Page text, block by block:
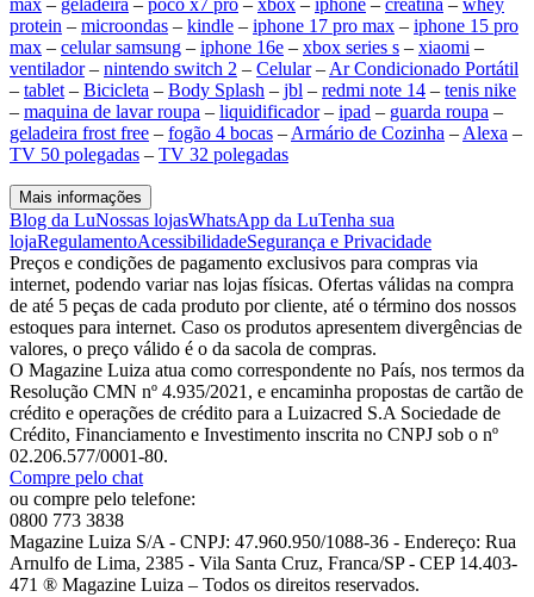
max – geladeira – poco x7 pro – xbox – iphone – creatina – whey
protein – microondas – kindle – iphone 17 pro max – iphone 15 pro
max – celular samsung – iphone 16e – xbox series s – xiaomi –
ventilador– nintendo switch 2 – Celular– Ar Condicionado Portátil
– tablet – Bicicleta – Body Splash – jbl – redmi note 14 – tenis nike
– maquina de lavar roupa – liquidificador– ipad – guarda roupa –
geladeira frost free – fogão 4 bocas – Armário de Cozinha – Alexa –
TV 50 polegadas – TV 32 polegadas
Mais informações
Blog da LuNossas lojasWhatsApp da LuTenha sua
lojaRegulamentoAcessibilidadeSegurança e Privacidade
Preços e condições de pagamento exclusivos para compras via
internet, podendo variar nas lojas físicas. Ofertas válidas na compra
de até 5 peças de cada produto por cliente, até o término dos nossos
estoques para internet. Caso os produtos apresentem divergências de
valores, o preço válido é o da sacola de compras.
O Magazine Luiza atua como correspondente no País, nos termos da
Resolução CMN nº 4.935/2021, e encaminha propostas de cartão de
crédito e operações de crédito para a Luizacred S.A Sociedade de
Crédito, Financiamento e Investimento inscrita no CNPJ sob o nº
02.206.577/0001-80.
Compre pelo chat
ou compre pelo telefone:
0800 773 3838
Magazine Luiza S/A - CNPJ: 47.960.950/1088-36 - Endereço: Rua
Arnulfo de Lima, 2385 - Vila Santa Cruz, Franca/SP - CEP 14.403-
471 ® Magazine Luiza – Todos os direitos reservados.